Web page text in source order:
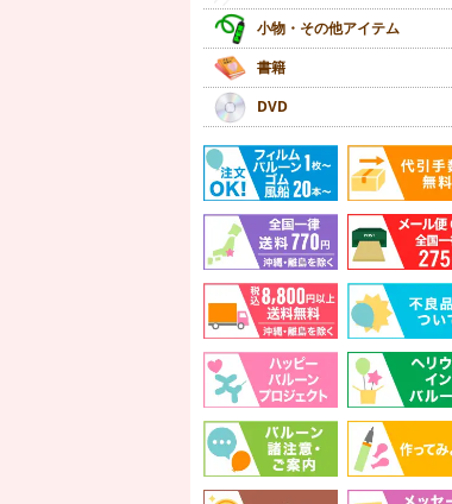
小物・その他アイテム
書籍
DVD